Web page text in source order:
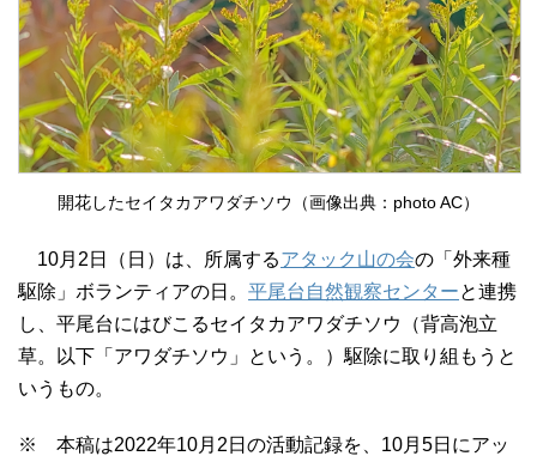
開花したセイタカアワダチソウ（画像出典：photo AC）
10月2日（日）は、所属するアタック山の会の「外来種
駆除」ボランティアの日。 平尾台自然観察センターと連携
し、平尾台にはびこるセイタカアワダチソウ（背高泡立
草。以下「アワダチソウ」という。）駆除に取り組もうと
いうもの。
※ 本稿は2022年10月2日の活動記録を、10月5日にアッ